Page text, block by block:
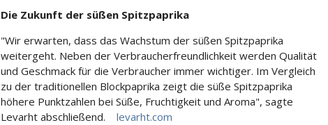
Die Zukunft der süßen Spitzpaprika
"Wir erwarten, dass das Wachstum der süßen Spitzpaprika
weitergeht. Neben der Verbraucherfreundlichkeit werden Qualität
und Geschmack für die Verbraucher immer wichtiger. Im Vergleich
zu der traditionellen Blockpaprika zeigt die süße Spitzpaprika
höhere Punktzahlen bei Süße, Fruchtigkeit und Aroma", sagte
Levarht abschließend. levarht.com